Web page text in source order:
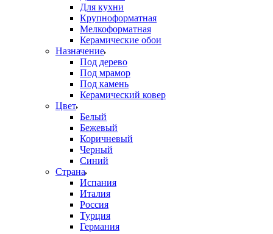
Для кухни
Крупноформатная
Мелкоформатная
Керамические обои
Назначение
Под дерево
Под мрамор
Под камень
Керамический ковер
Цвет
Белый
Бежевый
Коричневый
Черный
Синий
Страна
Испания
Италия
Россия
Турция
Германия